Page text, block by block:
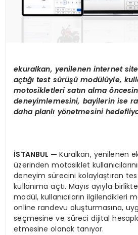
ekuralkan, yenilenen internet
açtığı test sürüşümodülüyle,
motosikletleri satın almaö
deneyimlemesini, bayilerin ise
daha planlı yönetmesini
İSTANBUL —Kuralkan, yenilenen
üzerinden motosiklet
deneyim sürecini kolaylaştıran
kullanıma açtı. Mayıs ayıyla
modül, kullanıcıların ilgilendikleri
online randevu oluşturmasına,
seçmesine ve süreci dijital
etmesine olanak tanıyor.